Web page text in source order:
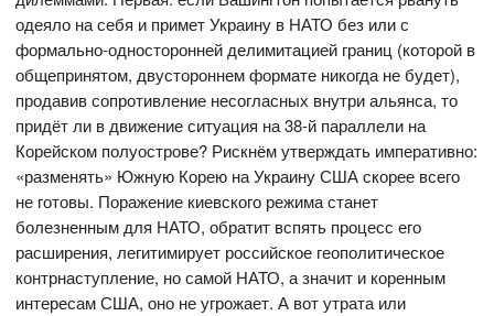
одеяло на себя и примет Украину в НАТО без или с
формально-односторонней делимитацией границ (которой в
общепринятом, двустороннем формате никогда не будет),
продавив сопротивление несогласных внутри альянса, то
придёт ли в движение ситуация на 38-й параллели на
Корейском полуострове? Рискнём утверждать императивно:
«разменять» Южную Корею на Украину США скорее всего
не готовы. Поражение киевского режима станет
болезненным для НАТО, обратит вспять процесс его
расширения, легитимирует российское геополитическое
контрнаступление, но самой НАТО, а значит и коренным
интересам США, оно не угрожает. А вот утрата или